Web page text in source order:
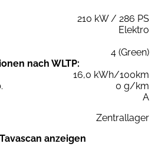
210 kW / 286 PS
Elektro
4 (Green)
nach WLTP:
16,0 kWh/100km
0 g/km
A
Zentrallager
anzeigen